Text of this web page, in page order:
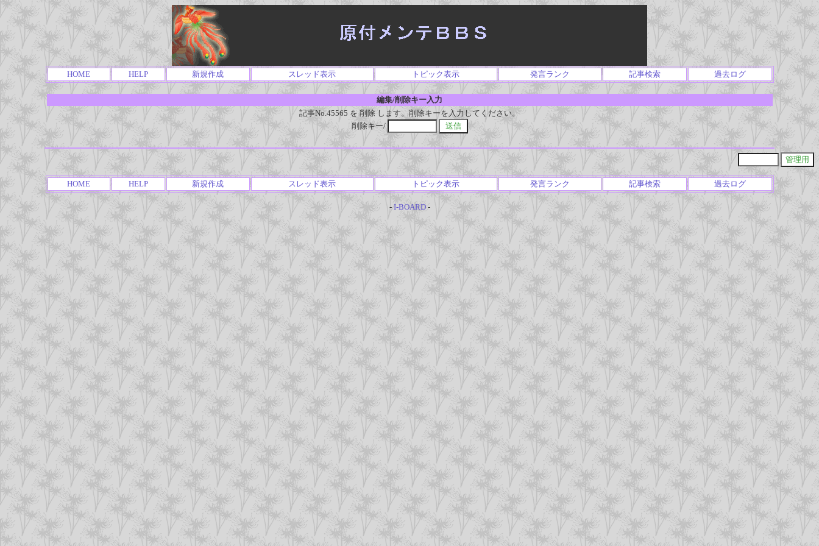
HOME HELP 新規作成 スレッド表示 トピック表示 発言ランク 記事検索 過去ログ
編集/削除キー入力
記事No.45565 を 削除 します。削除キーを入力してください。
削除キー/
HOME HELP 新規作成 スレッド表示 トピック表示 発言ランク 記事検索 過去ログ
- I-BOARD-